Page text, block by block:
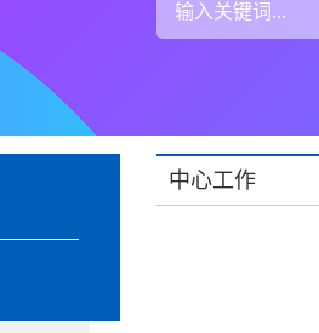
中心工作